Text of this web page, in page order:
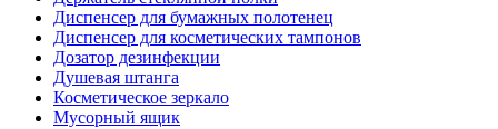
Диспенсер для бумажных полотенец
Диспенсер для косметических тампонов
Дозатор дезинфекции
Душевая штанга
Косметическое зеркало
Мусорный ящик